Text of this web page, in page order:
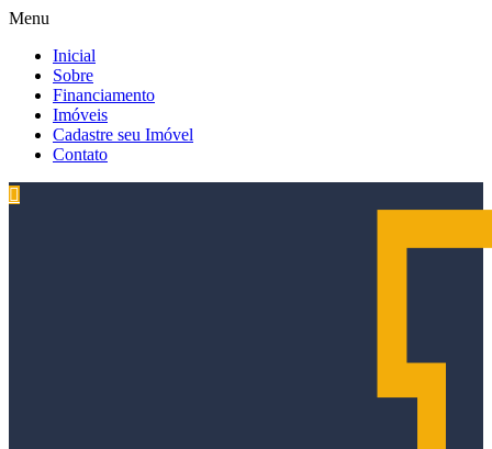
Menu
Inicial
Sobre
Financiamento
Imóveis
Cadastre seu Imóvel
Contato